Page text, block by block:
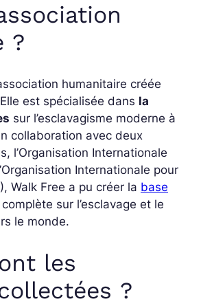
?
humanitaire créée
est spécialisée dans la
sur l’esclavagisme moderne à
collaboration avec deux
l’Organisation Internationale
Internationale pour
Walk Free a pu créer la base
sur l’esclavage et le
le monde.
les
?